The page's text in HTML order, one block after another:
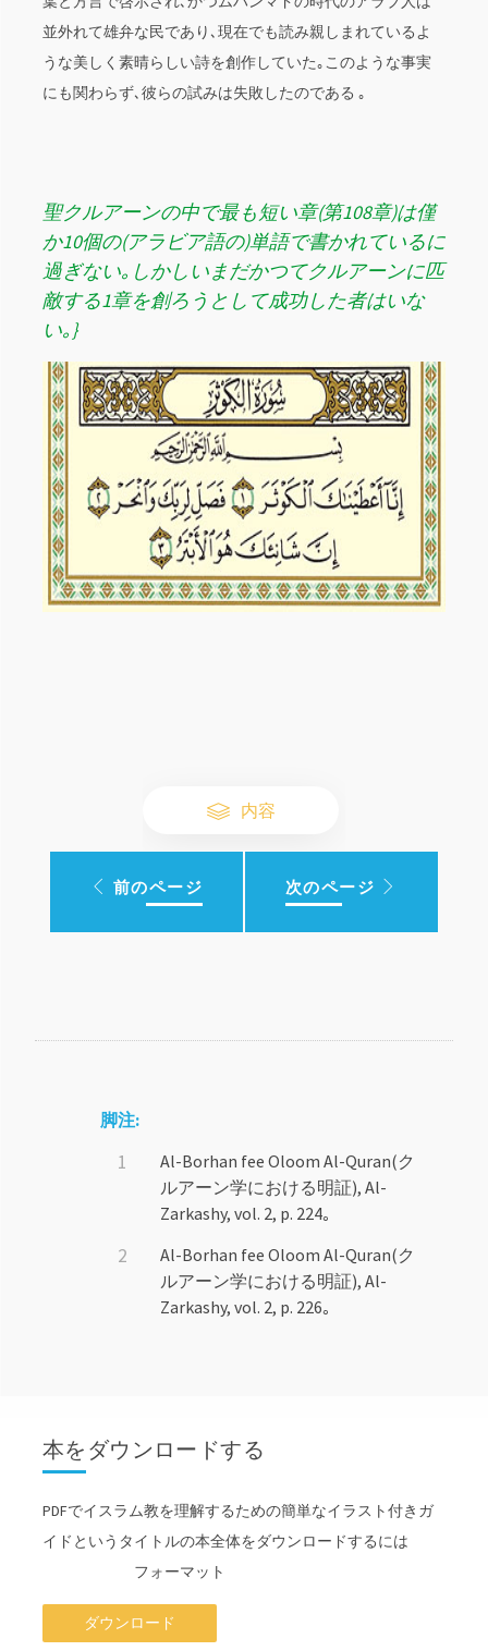
並外れて雄弁な民であり､現在でも読み親しまれているよ
うな美しく素晴らしい詩を創作していた｡このような事実
にも関わらず､彼らの試みは失敗したのである ｡
聖クルアーンの中で最も短い章(第108章)は僅
か10個の(アラビア語の)単語で書かれているに
過ぎない｡しかしいまだかつてクルアーンに匹
敵する1章を創ろうとして成功した者はいな
い｡}
内容
前のページ 次のページ
脚注:
Al-Borhan fee Oloom Al-Quran(ク
ルアーン学における明証), Al-
Zarkashy, vol. 2, p. 224｡
Al-Borhan fee Oloom Al-Quran(ク
ルアーン学における明証), Al-
Zarkashy, vol. 2, p. 226｡
本をダウンロードする
PDFでイスラム教を理解するための簡単なイラスト付きガ
イドというタイトルの本全体をダウンロードするには
フォーマット
ダウンロード